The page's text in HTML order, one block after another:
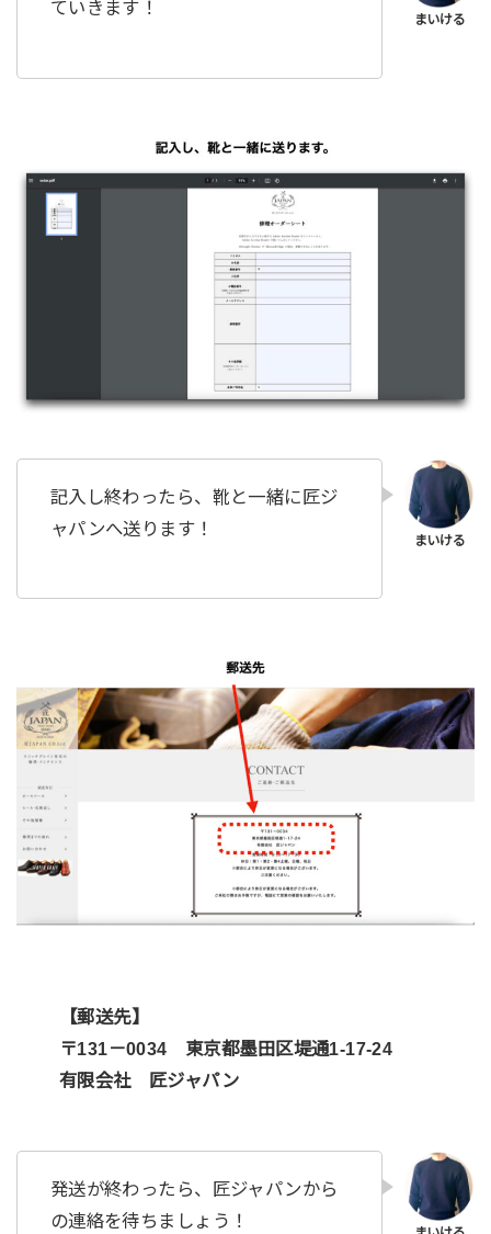
ていきます！
記入し終わったら、靴と一緒に匠ジ
ャパンへ送ります！
【郵送先】
〒131－0034 東京都墨田区堤通1-17-24
有限会社 匠ジャパン
発送が終わったら、匠ジャパンから
の連絡を待ちましょう！